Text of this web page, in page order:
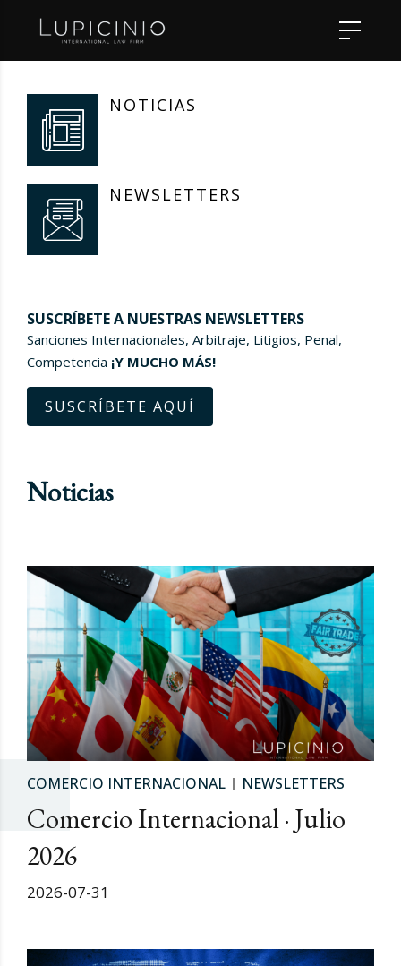
NOTICIAS
NEWSLETTERS
SUSCRÍBETE A NUESTRAS NEWSLETTERS
Sanciones Internacionales, Arbitraje, Litigios, Penal,
Competencia ¡Y MUCHO MÁS!
SUSCRÍBETE AQUÍ
Noticias
COMERCIO INTERNACIONAL NEWSLETTERS
Comercio Internacional · Julio
2026
2026-07-31